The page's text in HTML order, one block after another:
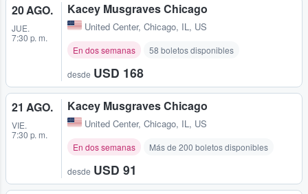
20 AGO.
JUE.
7:30 p. m.
Kacey Musgraves Chicago
United Center, Chicago, IL, US
En dos semanas 58 boletos disponibles
desde USD 168
21 AGO.
VIE.
7:30 p. m.
Kacey Musgraves Chicago
United Center, Chicago, IL, US
En dos semanas Más de 200 boletos disponibles
desde USD 91